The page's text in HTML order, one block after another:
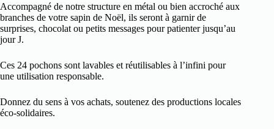
Accompagné de notre structure en métal ou bien accroché aux
branches de votre sapin de Noël, ils seront à garnir de
surprises, chocolat ou petits messages pour patienter jusqu’au
jour J.
Ces 24 pochons sont lavables et réutilisables à l’infini pour
une utilisation responsable.
Donnez du sens à vos achats, soutenez des productions locales
éco-solidaires.